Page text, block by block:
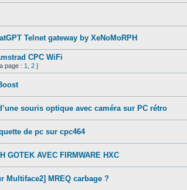
Telnet gateway by XeNoMoRPH
CPC WiFi
page : 1 2 ]
souris optique avec caméra sur PC rétro
de pc sur cpc464
GOTEK AVEC FIRMWARE HXC
Multiface2] MREQ carbage ?